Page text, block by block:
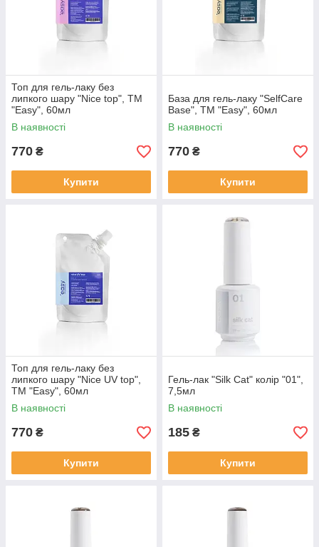
Топ для гель-лаку без
липкого шару "Nice top", ТМ
"Easy", 60мл
В наявності
770 ₴
Купити
База для гель-лаку "SelfCare
Base", ТМ "Easy", 60мл
В наявності
770 ₴
Купити
Топ для гель-лаку без
липкого шару "Nice UV top",
ТМ "Easy", 60мл
В наявності
770 ₴
Купити
Гель-лак "Silk Cat" колір "01",
7,5мл
В наявності
185 ₴
Купити